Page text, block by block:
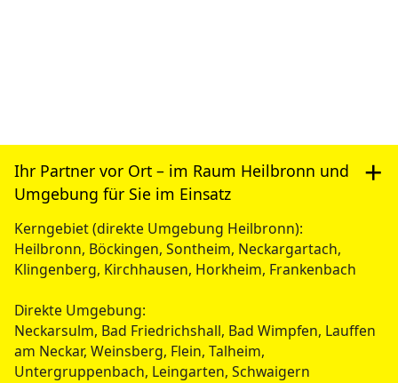
Ihr Partner vor Ort – im Raum Heilbronn und
Umgebung für Sie im Einsatz
Kerngebiet (direkte Umgebung Heilbronn):
Heilbronn, Böckingen, Sontheim, Neckargartach,
Klingenberg, Kirchhausen, Horkheim, Frankenbach
Direkte Umgebung:
Neckarsulm, Bad Friedrichshall, Bad Wimpfen, Lauffen
am Neckar, Weinsberg, Flein, Talheim,
Untergruppenbach, Leingarten, Schwaigern